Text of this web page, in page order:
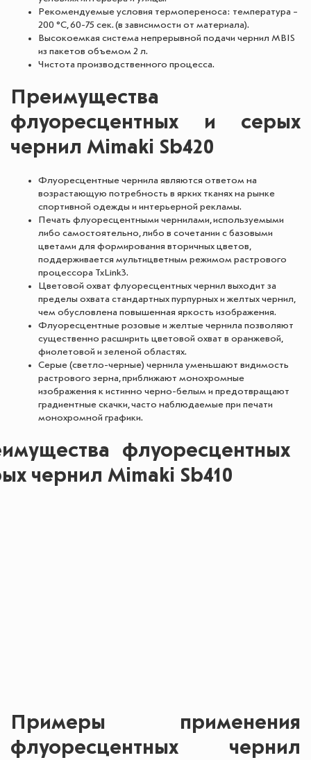
Рекомендуемые условия термопереноса: температура –
200 °С, 60-75 сек. (в зависимости от материала).
Высокоемкая система непрерывной подачи чернил MBIS
из пакетов объемом 2 л.
Чистота производственного процесса.
Преимущества
флуоресцентных и серых
чернил Mimaki Sb420
Флуоресцентные чернила являются ответом на
возрастающую потребность в ярких тканях на рынке
спортивной одежды и интерьерной рекламы.
Печать флуоресцентными чернилами, используемыми
либо самостоятельно, либо в сочетании с базовыми
цветами для формирования вторичных цветов,
поддерживается мультицветным режимом растрового
процессора TxLink3.
Цветовой охват флуоресцентных чернил выходит за
пределы охвата стандартных пурпурных и желтых чернил,
чем обусловлена повышенная яркость изображения.
Флуоресцентные розовые и желтые чернила позволяют
существенно расширить цветовой охват в оранжевой,
фиолетовой и зеленой областях.
Серые (светло-черные) чернила уменьшают видимость
растрового зерна, приближают монохромные
изображения к истинно черно-белым и предотвращают
градиентные скачки, часто наблюдаемые при печати
монохромной графики.
Примеры применения
флуоресцентных чернил